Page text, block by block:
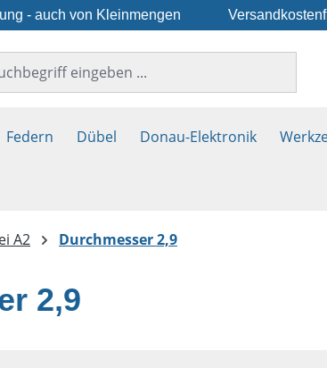
- auch von Kleinmengen
Federn Dübel Donau-Elektronik
A2 Durchmesser 2,9
2,9